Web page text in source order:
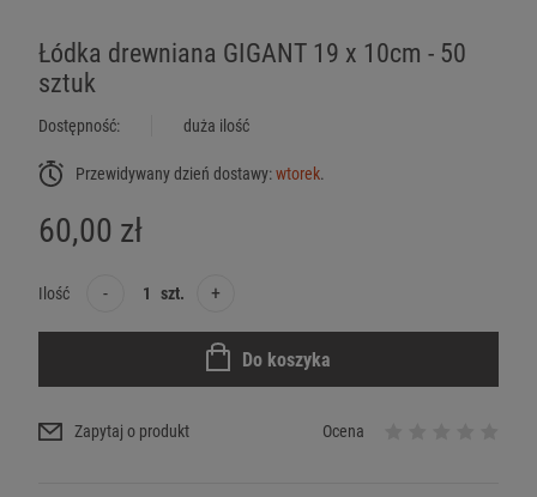
Łódka drewniana GIGANT 19 x 10cm - 50
sztuk
Dostępność: duża ilość
Przewidywany dzień dostawy:wtorek.
60,00 zł
Ilość - szt. +
Do koszyka
Zapytaj o produkt Ocena